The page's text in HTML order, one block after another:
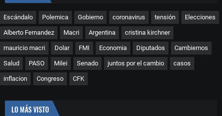
Escándalo Polemica Gobierno coronavirus tensión Elecciones
Alberto Fernandez Macri Argentina cristina kirchner
mauricio macri Dolar FMI Economia Diputados Cambiemos
Salud PASO Milei Senado juntos por el cambio casos
inflacion Congreso CFK
LO MÁS VISTO